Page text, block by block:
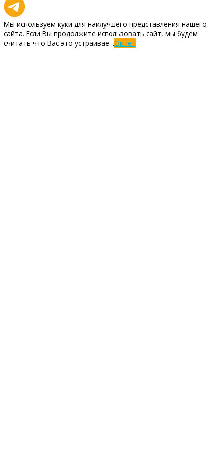
Мы используем куки для наилучшего представления нашего
сайта. Если Вы продолжите использовать сайт, мы будем
считать что Вас это устраивает.ОкНет